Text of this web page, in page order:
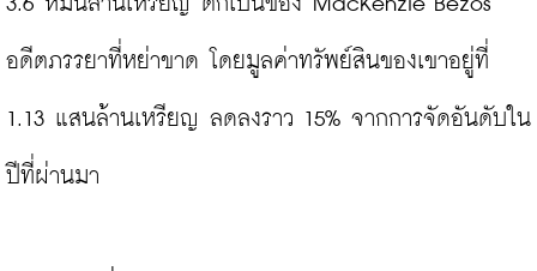
อดีตภรรยาที่หย่าขาด โดยมูลค่าทรัพย์สินของเขาอยู่ที่
1.13 แสนล้านเหรียญ ลดลงราว 15% จากการจัดอันดับใน